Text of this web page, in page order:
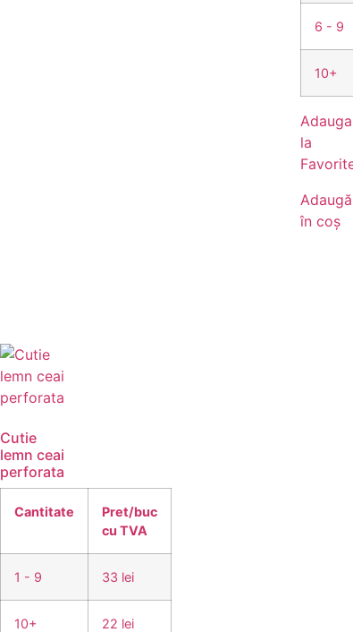
6 - 9
10+
Adauga
la
Adaugă
în coș
Cutie
lemn ceai
perforata
Cantitate
Pret/buc
cu TVA
1 - 9 33 lei
10+ 22 lei